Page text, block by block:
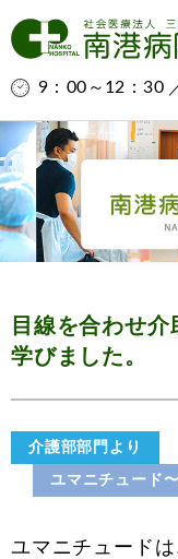
9：00～12：30
目線を合わせ
学びました。
介護部部門より
ユマニチュード
ユマニチュード